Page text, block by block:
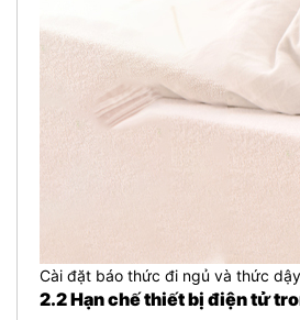
Cài đặt báo thức đi ngủ và thức dậy
2.2 Hạn chế thiết bị điện tử